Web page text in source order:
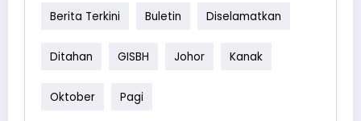
Berita Terkini Buletin Diselamatkan
Ditahan GISBH Johor Kanak
Oktober Pagi